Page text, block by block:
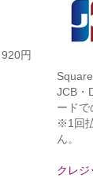
円
JCB・
ードで
※1回
ん。
クレ